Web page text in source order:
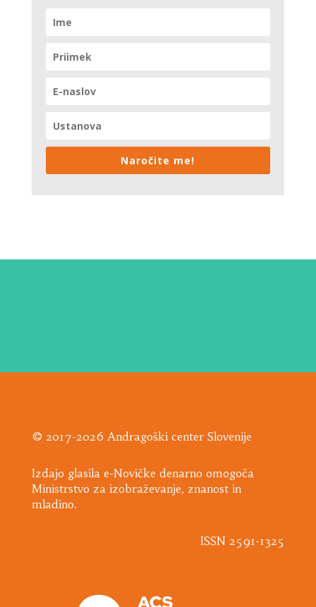
Naročite me!
© 2017-2026 Andragoški center Slovenije
Izdajo glasila e-Novičke denarno omogoča
Ministrstvo za izobraževanje, znanost in
mladino.
ISSN 2591-1325